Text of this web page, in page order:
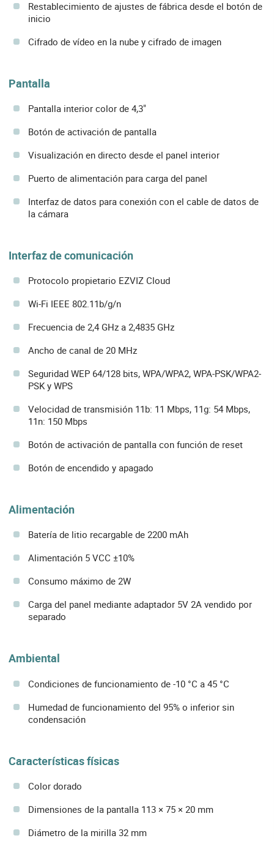
Restablecimiento de ajustes de fábrica desde el botón de
inicio
Cifrado de vídeo en la nube y cifrado de imagen
Pantalla
Pantalla interior color de 4,3"
Botón de activación de pantalla
Visualización en directo desde el panel interior
Puerto de alimentación para carga del panel
Interfaz de datos para conexión con el cable de datos de
la cámara
Interfaz de comunicación
Protocolo propietario EZVIZ Cloud
Wi-Fi IEEE 802.11b/g/n
Frecuencia de 2,4 GHz a 2,4835 GHz
Ancho de canal de 20 MHz
Seguridad WEP 64/128 bits, WPA/WPA2, WPA-PSK/WPA2-
PSK y WPS
Velocidad de transmisión 11b: 11 Mbps, 11g: 54 Mbps,
11n: 150 Mbps
Botón de activación de pantalla con función de reset
Botón de encendido y apagado
Alimentación
Batería de litio recargable de 2200 mAh
Alimentación 5 VCC ±10%
Consumo máximo de 2W
Carga del panel mediante adaptador 5V 2A vendido por
separado
Ambiental
Condiciones de funcionamiento de -10 °C a 45 °C
Humedad de funcionamiento del 95% o inferior sin
condensación
Características físicas
Color dorado
Dimensiones de la pantalla 113 × 75 × 20 mm
Diámetro de la mirilla 32 mm